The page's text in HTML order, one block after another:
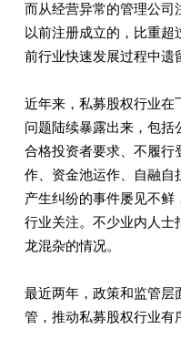
而从经营异常的管理公司
以前注册成立的，比重超
前行业快速发展过程中遗
近年来，私募股权行业在
问题陆续暴露出来，包括
合格投资者要求、不履行
作、资金池运作、自融自
产生纠纷的事件屡见不鲜
行业关注。不少业内人士
龙混杂的情况。
最近两年，政策和监管层
管，推动私募股权行业有